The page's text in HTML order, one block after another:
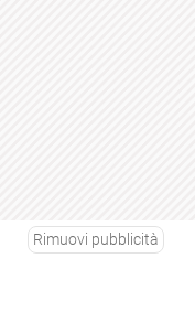
Rimuovi pubblicità